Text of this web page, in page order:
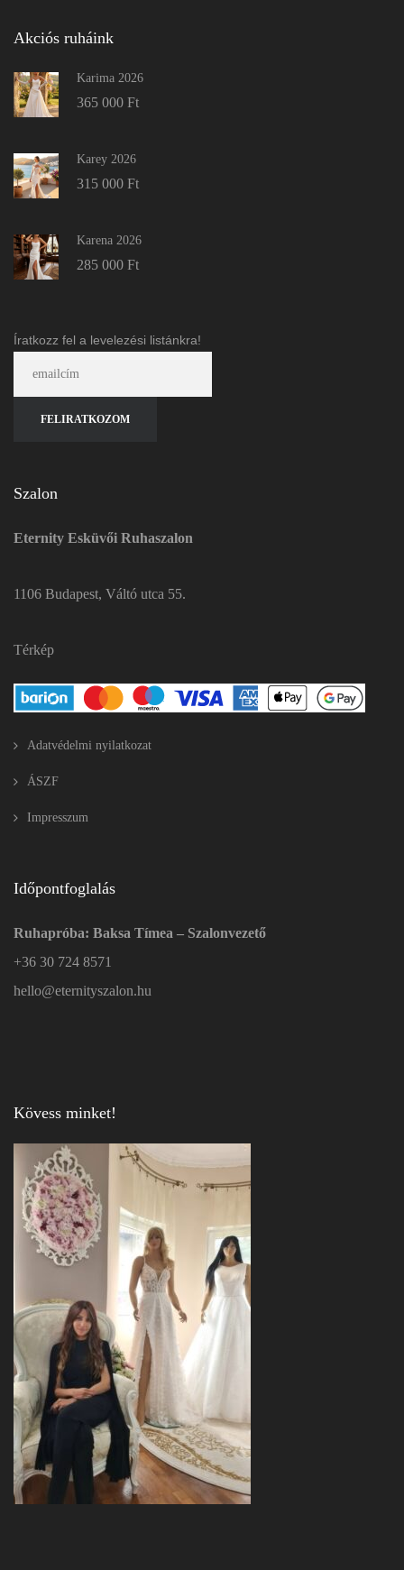
Akciós ruháink
Karima 2026
365 000 Ft
Karey 2026
315 000 Ft
Karena 2026
285 000 Ft
Íratkozz fel a levelezési listánkra!
Szalon
Eternity Esküvői Ruhaszalon
1106 Budapest, Váltó utca 55.
Térkép
Adatvédelmi nyilatkozat
ÁSZF
Impresszum
Időpontfoglalás
Ruhapróba: Baksa Tímea – Szalonvezető
+36 30 724 8571
hello@eternityszalon.hu
Kövess minket!